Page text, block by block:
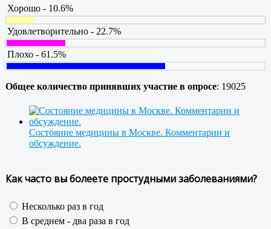
Хорошо - 10.6%
Удовлетворительно - 22.7%
Плохо - 61.5%
Общее количество принявших участие в опросе: 19025
Состояние медицины в Москве. Комментарии и
обсуждение.
Как часто вы болеете простудными заболеваниями?
Несколько раз в год
В среднем - два раза в год